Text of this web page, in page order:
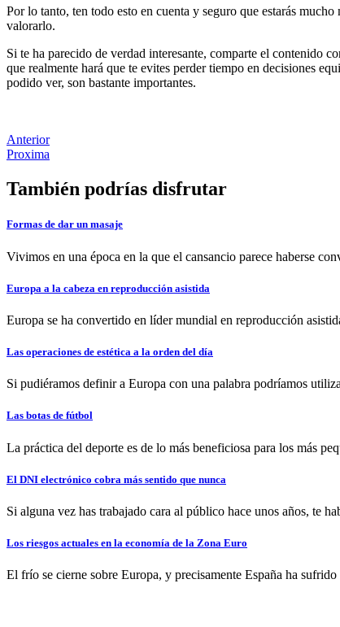
Por lo tanto, ten todo esto en cuenta y seguro que estarás
valorarlo.
Si te ha parecido de verdad interesante, comparte el contenido
que realmente hará que te evites perder tiempo en decisiones
podido ver, son bastante importantes.
Anterior
Proxima
También podrías disfrutar
Formas de dar un masaje
Vivimos en una época en la que el cansancio parece haberse
Europa a la cabeza en reproducción asistida
Europa se ha convertido en líder mundial en reproducción
Las operaciones de estética a la orden del día
Si pudiéramos definir a Europa con una palabra podríamos
Las botas de fútbol
La práctica del deporte es de lo más beneficiosa para los más
El DNI electrónico cobra más sentido que nunca
Si alguna vez has trabajado cara al público hace unos años, te
Los riesgos actuales en la economía de la Zona Euro
El frío se cierne sobre Europa, y precisamente España ha